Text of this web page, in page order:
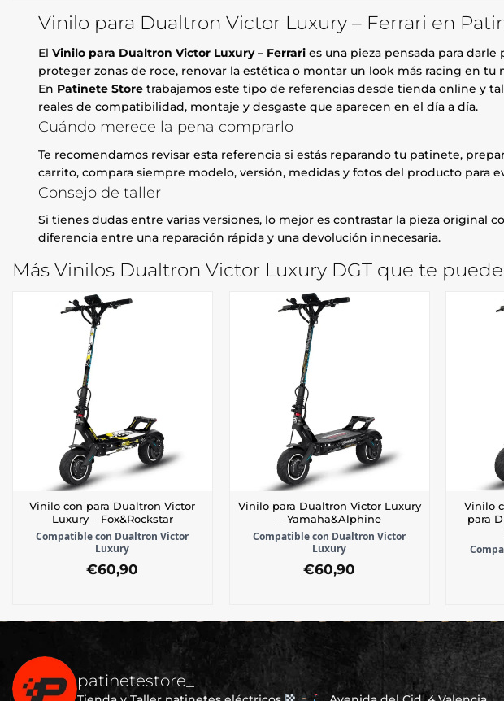
Vinilo para Dualtron Victor Luxury – Ferrari en
ElVinilo para Dualtron Victor Luxury – Ferrari es una pieza pensada para
proteger zonas de roce, renovar la estética o montar un look más racing en tu
En Patinete Store trabajamos este tipo de referencias desde tienda online y
reales de compatibilidad, montaje y desgaste que aparecen en el día a día.
Cuándo merece la pena comprarlo
Te recomendamos revisar esta referencia si estás reparando tu patinete,
carrito, compara siempre modelo, versión, medidas y fotos del producto para
Consejo de taller
Si tienes dudas entre varias versiones, lo mejor es contrastar la pieza original
diferencia entre una reparación rápida y una devolución innecesaria.
Más Vinilos Dualtron Victor Luxury DGT que te
Vinilo con para Dualtron Victor
Luxury – Fox&Rockstar
Compatible con Dualtron Victor
Luxury
€60,90
Vinilo para Dualtron Victor Luxury
– Yamaha&Alphine
Compatible con Dualtron Victor
Luxury
€60,90
Vinilo
para
patinetestore_